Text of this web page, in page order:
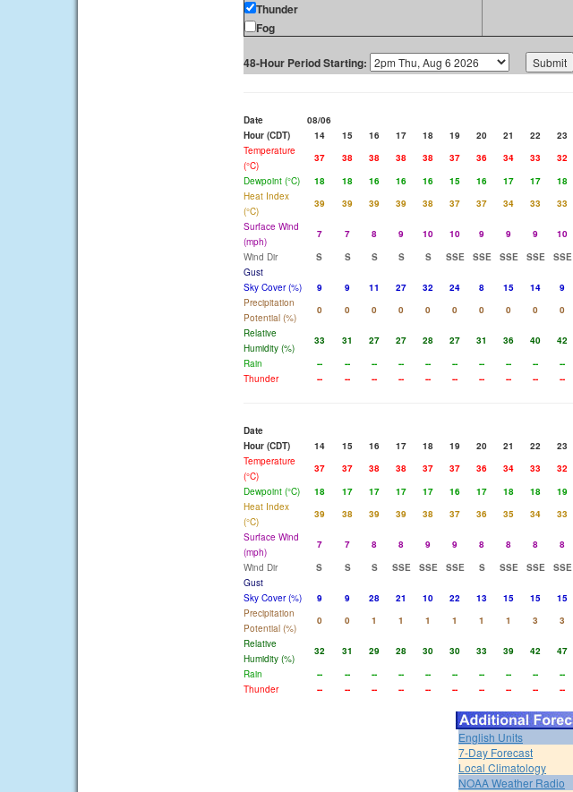
Thunder
Fog
48-Hour Period Starting:
Date 08/06
Hour (CDT)
14 15 16 17 18 19 20 21 22 23
Temperature
(°C)
37 38 38 38 38 37 36 34 33 32
Dewpoint (°C)
18 18 16 16 16 15 16 17 17 18
Heat Index
(°C)
39 39 39 39 38 37 37 34 33 33
Surface Wind
(mph)
7 7 8 9 10 10 9 9 9 10
Wind Dir
S S S S S SSE SSE SSE SSE SSE
Gust
Sky Cover (%)
9 9 11 27 32 24 8 15 14 9
Precipitation
Potential (%)
0 0 0 0 0 0 0 0 0 0
Relative
Humidity (%)
33 31 27 27 28 27 31 36 40 42
Rain
-- -- -- -- -- -- -- -- -- --
Thunder
-- -- -- -- -- -- -- -- -- --
Date
Hour (CDT)
14 15 16 17 18 19 20 21 22 23
Temperature
(°C)
37 37 38 38 37 37 36 34 33 32
Dewpoint (°C)
18 17 17 17 17 16 17 18 18 19
Heat Index
(°C)
39 38 39 39 38 37 36 35 34 33
Surface Wind
(mph)
7 7 8 8 9 9 8 8 8 8
Wind Dir
S S S SSE SSE SSE S SSE SSE SSE
Gust
Sky Cover (%)
9 9 28 21 10 22 13 15 15 15
Precipitation
Potential (%)
0 0 1 1 1 1 1 1 3 3
Relative
Humidity (%)
32 31 29 28 30 30 33 39 42 47
Rain
-- -- -- -- -- -- -- -- -- --
Thunder
-- -- -- -- -- -- -- -- -- --
English Units
7-Day Forecast
Local Climatology
NOAA Weather Radio